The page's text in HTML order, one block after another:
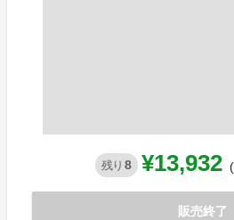
残り 8 ¥13,932
販売終了